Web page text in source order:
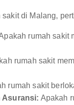
di Malang,
rumah sakit
rumah sakit
rumah sakit
Asuransi: Apakah